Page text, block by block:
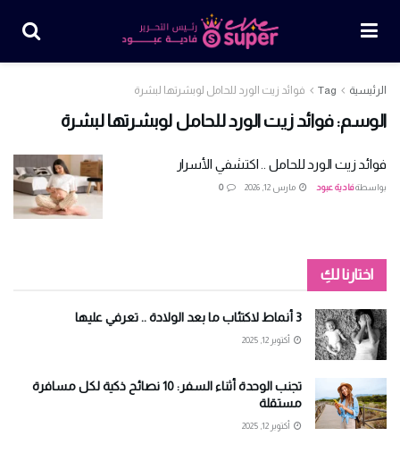
الرئيسية Tag فوائد زيت الورد للحامل لوبشرتها لبشرة
الوسم:فوائد زيت الورد للحامل لوبشرتها لبشرة
فوائد زيت الورد للحامل .. اكتشفي الأسرار
بواسطةفادية عبود مارس 12, 2026 0
اختارنا لكِ
3 أنماط لاكتئاب ما بعد الولادة .. تعرفي عليها
أكتوبر 12, 2025
تجنب الوحدة أثناء السفر: 10 نصائح ذكية لكل مسافرة
مستقلة
أكتوبر 12, 2025